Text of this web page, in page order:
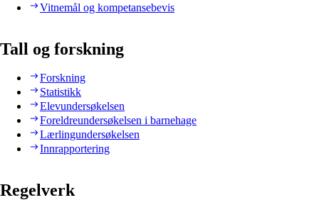
Vitnemål og kompetansebevis
Tall og forskning
Forskning
Statistikk
Elevundersøkelsen
Foreldreundersøkelsen i barnehage
Lærlingundersøkelsen
Innrapportering
Regelverk